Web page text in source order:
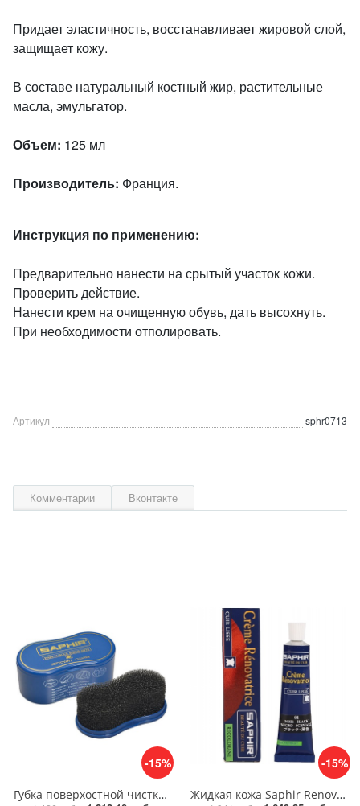
Придает эластичность, восстанавливает жировой слой,
защищает кожу.
В составе натуральный костный жир, растительные
масла, эмульгатор.
Объем: 125 мл
Производитель: Франция.
Инструкция по применению:
Предварительно нанести на срытый участок кожи.
Проверить действие.
Нанести крем на очищенную обувь, дать высохнуть.
При необходимости отполировать.
Артикул sphr0713
Комментарии Вконтакте
-15%
Губка поверхостной чистки замши, велюра Saphir Nettoyant cleaner
-15%
Жидкая кожа Saphir Renovatrice крем восстановитель, 25 мл